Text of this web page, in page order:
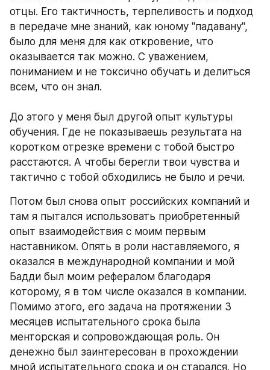
отцы. Его тактичность, терпеливость и подход
в передаче мне знаний, как юному "падавану",
было для меня для как откровение, что
оказывается так можно. С уважением,
пониманием и не токсично обучать и делиться
всем, что он знал.
До этого у меня был другой опыт культуры
обучения. Где не показываешь результата на
коротком отрезке времени с тобой быстро
расстаются. А чтобы берегли твои чувства и
тактично с тобой обходились не было и речи.
Потом был снова опыт российских компаний и
там я пытался использовать приобретенный
опыт взаимодействия с моим первым
наставником. Опять в роли наставляемого, я
оказался в международной компании и мой
Бадди был моим рефералом благодаря
которому, я в том числе оказался в компании.
Помимо этого, его задача на протяжении 3
месяцев испытательного срока была
менторская и сопровождающая роль. Он
денежно был заинтересован в прохождении
мной испытательного срока и он старался. Но